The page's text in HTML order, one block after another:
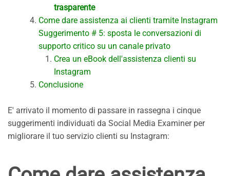
trasparente
Come dare assistenza ai clienti tramite Instagram
Suggerimento # 5: sposta le conversazioni di
supporto critico su un canale privato
Crea un eBook dell'assistenza clienti su
Instagram
Conclusione
E' arrivato il momento di passare in rassegna i cinque
suggerimenti individuati da Social Media Examiner per
migliorare il tuo servizio clienti su Instagram: